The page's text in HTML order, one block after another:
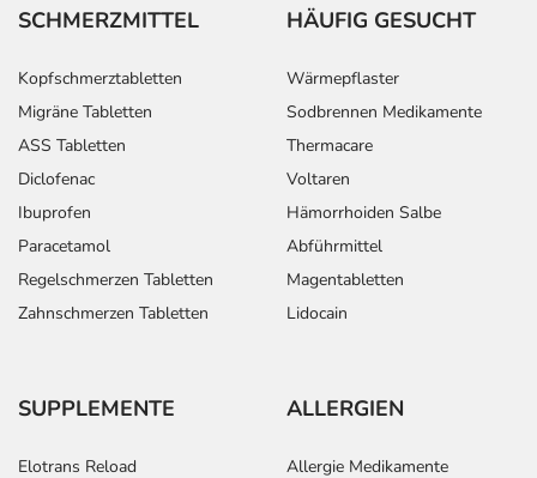
SCHMERZMITTEL
Kopfschmerztabletten
Migräne Tabletten
ASS Tabletten
Diclofenac
Ibuprofen
Paracetamol
Regelschmerzen Tabletten
Zahnschmerzen Tabletten
HÄUFIG GESUCHT
Wärmepflaster
Sodbrennen Medikamente
Thermacare
Voltaren
Hämorrhoiden Salbe
Abführmittel
Magentabletten
Lidocain
SUPPLEMENTE
Elotrans Reload
ALLERGIEN
Allergie Medikamente